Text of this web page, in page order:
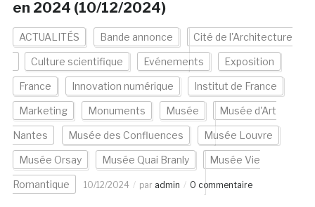
en 2024 (10/12/2024)
ACTUALITÉS Bande annonce Cité de l'Architecture
Culture scientifique Evénements Exposition
France Innovation numérique Institut de France
Marketing Monuments Musée Musée d'Art
Nantes Musée des Confluences Musée Louvre
Musée Orsay Musée Quai Branly Musée Vie
Romantique 10/12/2024 par admin 0 commentaire